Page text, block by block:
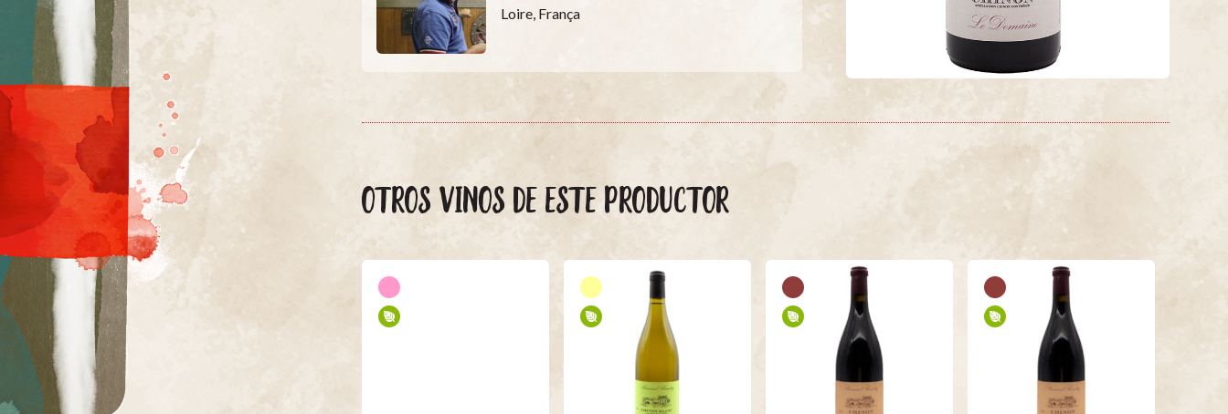
Loire, França
OTROS VINOS DE ESTE PRODUCTOR